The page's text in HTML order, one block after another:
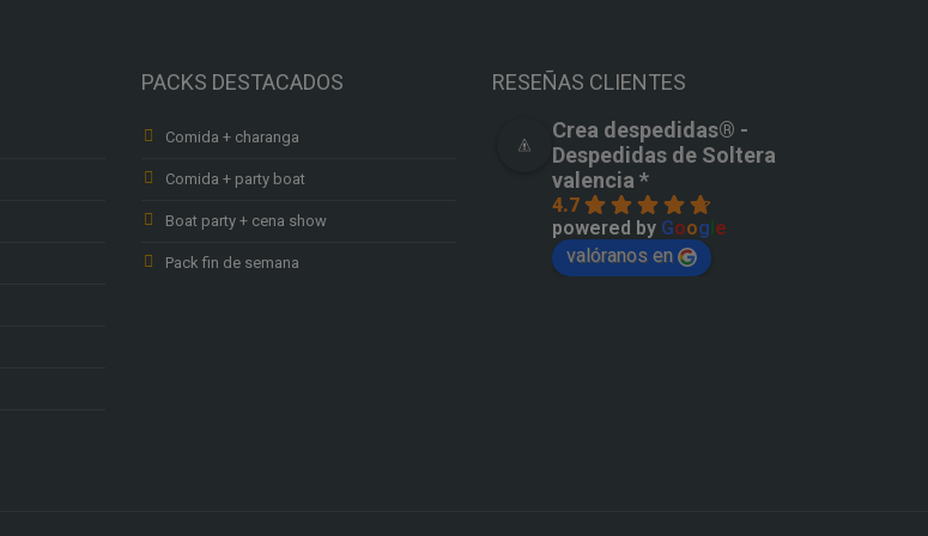
PACKS DESTACADOS
Comida + charanga
Comida + party boat
Boat party + cena show
Pack fin de semana
RESEÑAS CLIENTES
Crea despedidas®️ -
Despedidas de Soltera
valencia *
4.7
powered by Google
valóranos en